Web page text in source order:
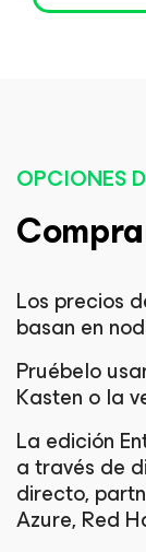
OPCIONES
Los precios
basan en
Pruébelo
Kasten o la
La edición
a través de
directo,
Azure, Red